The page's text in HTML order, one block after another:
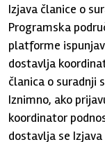
Izjava članice o
Programska
platforme
dostavlja
članica o suradnji
Iznimno, ako
koordinator
dostavlja se